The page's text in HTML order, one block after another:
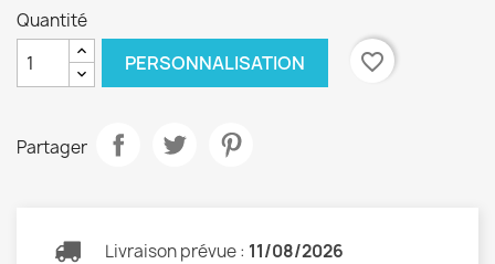
Quantité
PERSONNALISATION favorite_border
Partager
Livraison prévue : 11/08/2026